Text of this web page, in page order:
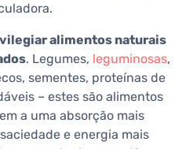
alimentos naturais
. Legumes, leguminosas,
sementes, proteínas de
– estes são alimentos
a uma absorção mais
e energia mais